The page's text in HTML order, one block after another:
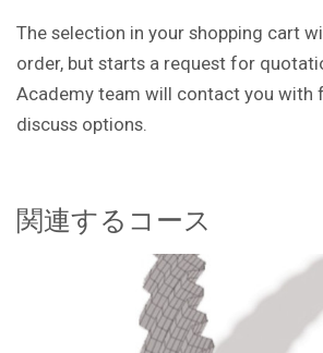
The selection in your shopping cart
order, but starts a request for
Academy team will contact you with
discuss options.
関連するコース